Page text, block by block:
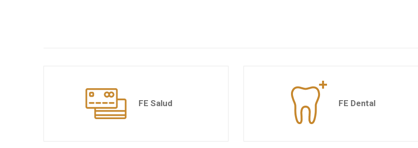
FE Salud FE Dental